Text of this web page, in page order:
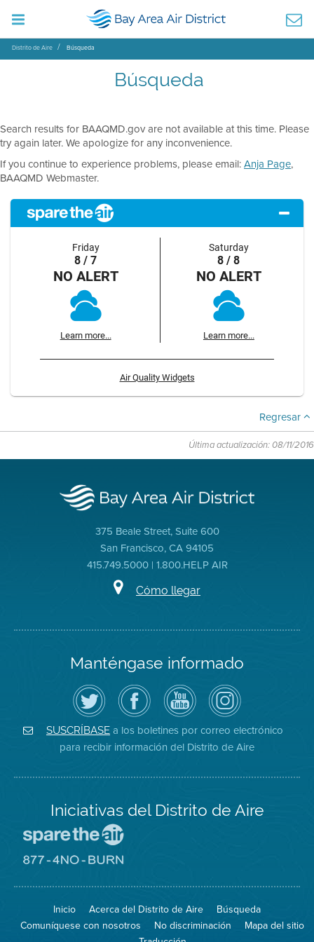
Distrito de Aire Búsqueda
Búsqueda
Search results for BAAQMD.gov are not available at this time. Please
try again later. We apologize for any inconvenience.
If you continue to experience problems, please email:Anja Page,
BAAQMD Webmaster.
Friday
8 / 7
NO ALERT
Learn more...
Saturday
8 / 8
NO ALERT
Learn more...
Air Quality Widgets
Regresar
Última actualización: 08/11/2016
375 Beale Street, Suite 600
San Francisco, CA 94105
415.749.5000 | 1.800.HELP AIR
Cómo llegar
Manténgase informado
Siga
el
Distrito
de
Aire
en
Twitter
Visite
la
página
de
Facebook
del
Distrito
Canal
de
YouTube
del
Distrito
de
Aire
Air
District
on
Instagram
SUSCRÍBASE a los boletines por correo electrónico
para recibir información del Distrito de Aire
Iniciativas del Distrito de Aire
Spare
Air
el
aire)
sitio
8774
Burn
Inicio Acerca del Distrito de Aire
Búsqueda
Comuníquese con nosotros
No discriminación
Mapa del sitio